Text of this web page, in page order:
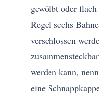
gewölbt oder
Regel sechs
verschlossen
werden kann,
eine